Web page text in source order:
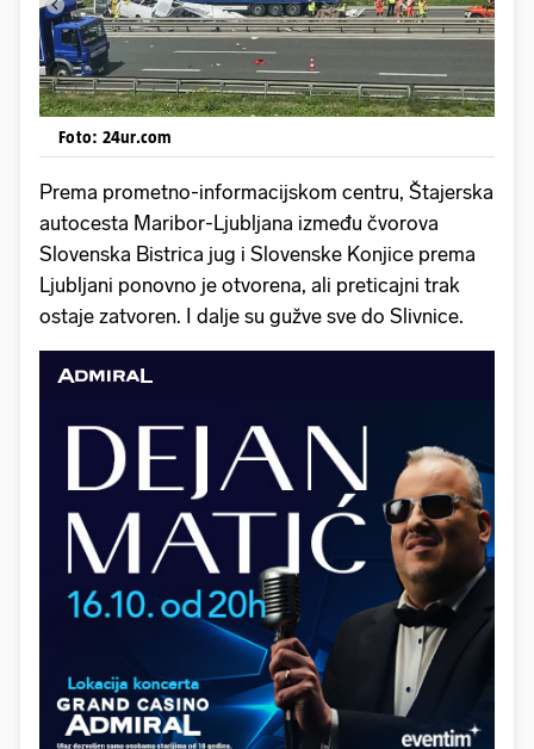
Foto: 24ur.com
Prema prometno-informacijskom centru, Štajerska
autocesta Maribor-Ljubljana između čvorova
Slovenska Bistrica jug i Slovenske Konjice prema
Ljubljani ponovno je otvorena, ali preticajni trak
ostaje zatvoren. I dalje su gužve sve do Slivnice.